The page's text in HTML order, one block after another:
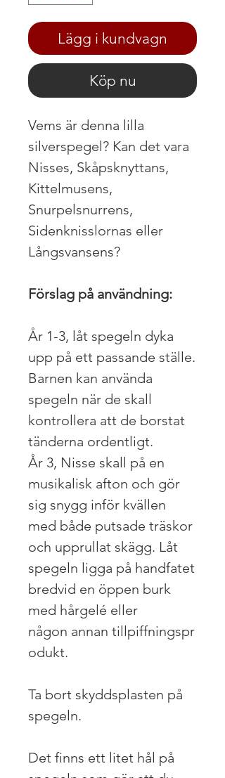
Lägg i kundvagn
Köp nu
Vems är denna lilla
silverspegel? Kan det vara
Nisses, Skåpsknyttans,
Kittelmusens,
Snurpelsnurrens,
Sidenknisslornas eller
Långsvansens?
Förslag på användning:
År 1-3, låt spegeln dyka
upp på ett passande ställe.
Barnen kan använda
spegeln när de skall
kontrollera att de borstat
tänderna ordentligt.
År 3, Nisse skall på en
musikalisk afton och gör
sig snygg inför kvällen
med både putsade träskor
och upprullat skägg. Låt
spegeln ligga på handfatet
bredvid en öppen burk
med hårgelé eller
någon annan tillpiffningspr
odukt.
Ta bort skyddsplasten på
spegeln.
Det finns ett litet hål på